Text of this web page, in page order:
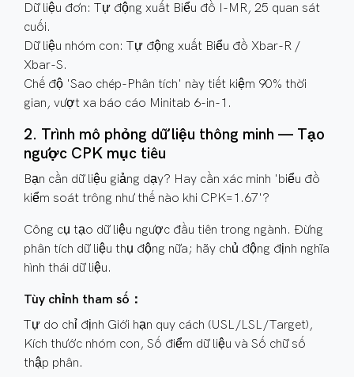
Dữ liệu đơn: Tự động xuất Biểu đồ I-MR, 25 quan sát
cuối.
Dữ liệu nhóm con: Tự động xuất Biểu đồ Xbar-R /
Xbar-S.
Chế độ 'Sao chép-Phân tích' này tiết kiệm 90% thời
gian, vượt xa báo cáo Minitab 6-in-1.
2. Trình mô phỏng dữ liệu thông minh — Tạo
ngược CPK mục tiêu
Bạn cần dữ liệu giảng dạy? Hay cần xác minh 'biểu đồ
kiểm soát trông như thế nào khi CPK=1.67'?
Công cụ tạo dữ liệu ngược đầu tiên trong ngành. Đừng
phân tích dữ liệu thụ động nữa; hãy chủ động định nghĩa
hình thái dữ liệu.
Tùy chỉnh tham số：
Tự do chỉ định Giới hạn quy cách (USL/LSL/Target),
Kích thước nhóm con, Số điểm dữ liệu và Số chữ số
thập phân.